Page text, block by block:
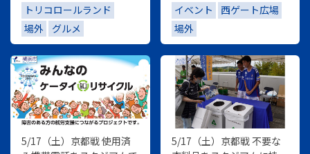
トリコロールランド
場外
グルメ
イベント
西ゲート広場
場外
5/17（土）京都戦 使用済
5/17（土）京都戦 不要な